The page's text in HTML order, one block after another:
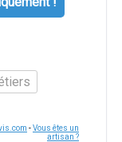
-Vous êtes un
artisan ?